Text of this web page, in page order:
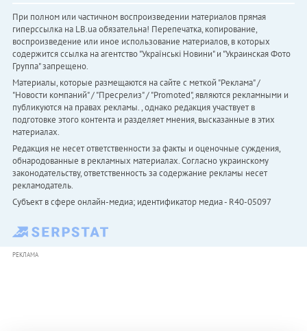
При полном или частичном воспроизведении материалов прямая
гиперссылка на LB.ua обязательна! Перепечатка, копирование,
воспроизведение или иное использование материалов, в которых
содержится ссылка на агентство "Українськi Новини" и "Украинская Фото
Группа" запрещено.
Материалы, которые размещаются на сайте с меткой "Реклама" /
"Новости компаний" / "Пресрелиз" / "Promoted", являются рекламными и
публикуются на правах рекламы. , однако редакция участвует в
подготовке этого контента и разделяет мнения, высказанные в этих
материалах.
Редакция не несет ответственности за факты и оценочные суждения,
обнародованные в рекламных материалах. Согласно украинскому
законодательству, ответственность за содержание рекламы несет
рекламодатель.
Субъект в сфере онлайн-медиа; идентификатор медиа - R40-05097
РЕКЛАМА